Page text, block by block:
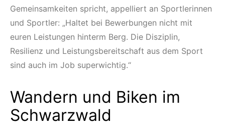
Gemeinsamkeiten spricht, appelliert an Sportlerinnen
und Sportler: „Haltet bei Bewerbungen nicht mit
euren Leistungen hinterm Berg. Die Disziplin,
Resilienz und Leistungsbereitschaft aus dem Sport
sind auch im Job superwichtig.“
Wandern und Biken im
Schwarzwald